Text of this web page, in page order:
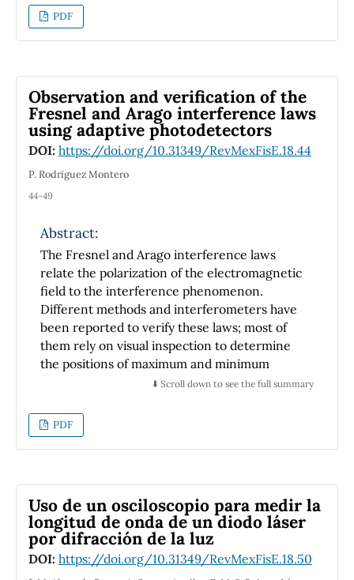
knowledge of
the infectious period of any epidemic, a
methodology is presented that helps to find
that falls on the observed data of the epidemic
in case it could be described by the {\sir}
model. The methodology is first illustrated by
finding a solution of the {\sir} model that falls
on the epidemic data of the Bombay plague of
1905-06 analyzed by Kermack and
McKendrick. After that, the methodology is
considered coronavirus COVID-19 pandemic
McKendrick approximated solution of the
{\sir} model comes from solving a Riccati type
differential equation, commonly found when
studying (in introductory physics courses) the
vertical motion of objects on a resistive
medium, enough details are given in the
article so the epidemiological {\sir} model can
be used as an additional example for
curriculum Physics courses for Biology, Life
Sciences, Medicine and/or Computational
PDF
Observation and verification of the
Fresnel and Arago interference laws
using adaptive photodetectors
DOI: https://doi.org/10.31349/RevMexFisE.18.44
P. Rodríguez Montero
44-49
Abstract:
The Fresnel and Arago interference laws
relate the polarization of the electromagnetic
field to the interference phenomenon.
Different methods and interferometers have
been reported to verify these laws; most of
them rely on visual inspection to determine
the positions of maximum and minimum
interference. In this report, the observation
interference laws using adaptive
photodetectors are presented. These
photodetectors generate an electrical current
the interference pattern; thus the gradual
change from the appearance of the
interference pattern (maximum visibility) to
its disappearance (minimum or null visibility)
is detected as an electrical current. The
⬇️ Scroll down to see the full summary
PDF
Uso de un osciloscopio para medir la
longitud de onda de un diodo láser
por difracción de la luz
DOI: https://doi.org/10.31349/RevMexFisE.18.50